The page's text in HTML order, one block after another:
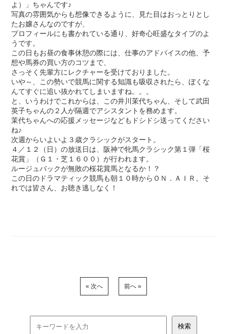
よ）」ちゃんです♪
写真の雰囲気からも想像できるように、見た目はおっとりとし
たお嬢さんなのですが、
プロフィールにも書かれている通り、好奇心旺盛なタイプのよ
うです。
この日もお昼の食事休憩の際には、仕事のアドバイスの他、予
想や馬券の買い方のコツまで、
さっそく先輩方にレクチャーを受けておりました。
いや～、この勢いで競馬に関する知識も吸収されたら、ぼくな
んてすぐに追い抜かれてしまいますね。。。
と、いうわけでこれからは、この井川茉代ちゃん、そして武田
英子ちゃんの２人が隔週でアシスタントを務めます。
茉代ちゃんへの応援メッセージなどもドシドシ送ってください
ね♪
次週からいよいよ３歳クラシックがスタート。
４／１２（日）の放送日は、阪神で牝馬クラシック第１弾「桜
花賞」（Ｇ１・芝１６００）が行われます。
ルージュバックが無敗の桜花賞馬となるか！？
この日のドラマティック競馬も朝１０時からＯＮ．ＡＩＲ。そ
れでは皆さん、お聴き逃しなく！
« 次へ 前へ »